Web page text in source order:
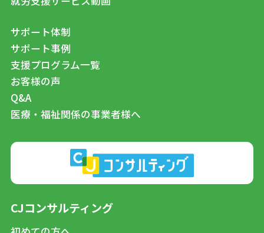
サポート体制
サポート事例
支援プログラム一覧
お客様の声
Q&A
医療・福祉関係の事業者様へ
CJコンサルティング